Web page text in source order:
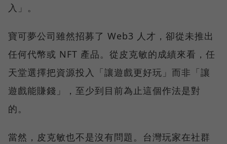
入」。
寶可夢公司雖然招募了 Web3 人才，卻從未推出
任何代幣或 NFT 產品。從皮克敏的成績來看，任
天堂選擇把資源投入「讓遊戲更好玩」而非「讓
遊戲能賺錢」，至少到目前為止這個作法是對
的。
當然，皮克敏也不是沒有問題。台灣玩家在社群